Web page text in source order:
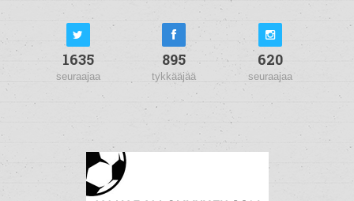
1635
seuraajaa
895
tykkääjää
620
seuraajaa